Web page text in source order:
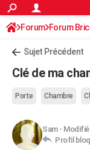
ACTUALITÉS
Politique
Société
Faits Divers
Education
Monde
Villes
+
Essais
Réserver un essai
Citadines
Berlines
SUV
Forum auto
+HIGH-TECH
Forum Forum
Sujet Précédent
Clé de ma
Porte Chambre
Sam- Modifié
Profil